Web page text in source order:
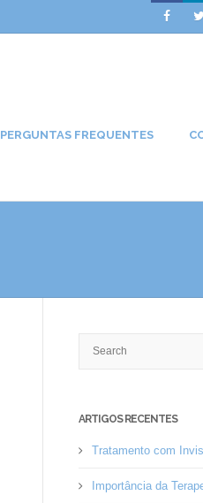
 
PERGUNTAS FREQUENTES
ARTIGOS RECENTES
Tratamento com
Importância da